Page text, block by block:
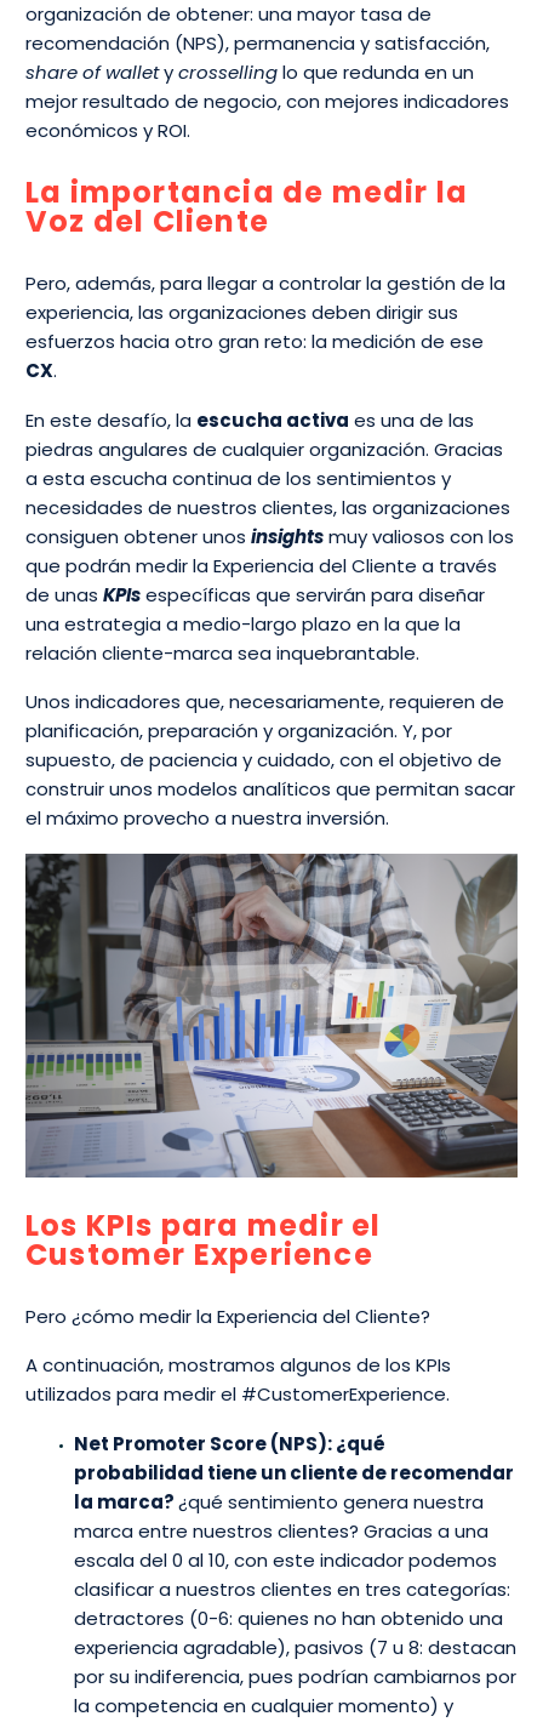
organización de obtener: una mayor tasa de
recomendación (NPS), permanencia y satisfacción,
share of walletycrossellinglo que redunda en un
mejor resultado de negocio, con mejores indicadores
económicos y ROI.
La importancia de medir la
Voz del Cliente
Pero, además, para llegar a controlar la gestión de la
experiencia, las organizaciones deben dirigir sus
esfuerzos hacia otro gran reto: la medición de ese
CX.
En este desafío, la escucha activa es una de las
piedras angulares de cualquier organización. Gracias
a esta escucha continua de los sentimientos y
necesidades de nuestros clientes, las organizaciones
consiguen obtener unos insightsmuy valiosos con los
que podrán medir la Experiencia del Cliente a través
de unas KPIsespecíficas que servirán para diseñar
una estrategia a medio-largo plazo en la que la
relación cliente-marca sea inquebrantable.
Unos indicadores que, necesariamente, requieren de
planificación, preparación y organización. Y, por
supuesto, de paciencia y cuidado, con el objetivo de
construir unos modelos analíticos que permitan sacar
el máximo provecho a nuestra inversión.
Los KPIs para medir el
Customer Experience
Pero ¿cómo medir la Experiencia del Cliente?
A continuación, mostramos algunos de los KPIs
utilizados para medir el #CustomerExperience.
Net Promoter Score (NPS): ¿qué
probabilidad tiene un cliente de recomendar
la marca?¿qué sentimiento genera nuestra
marca entre nuestros clientes? Gracias a una
escala del 0 al 10, con este indicador podemos
clasificar a nuestros clientes en tres categorías:
detractores (0-6: quienes no han obtenido una
experiencia agradable), pasivos (7 u 8: destacan
por su indiferencia, pues podrían cambiarnos por
la competencia en cualquier momento) y